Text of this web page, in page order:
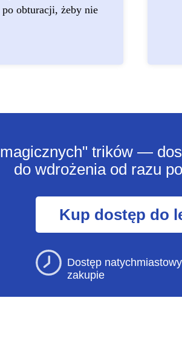
obturacji, żeby nie
trików —
do wdrożenia od razu
Kup dostęp do
Dostęp
zakupie